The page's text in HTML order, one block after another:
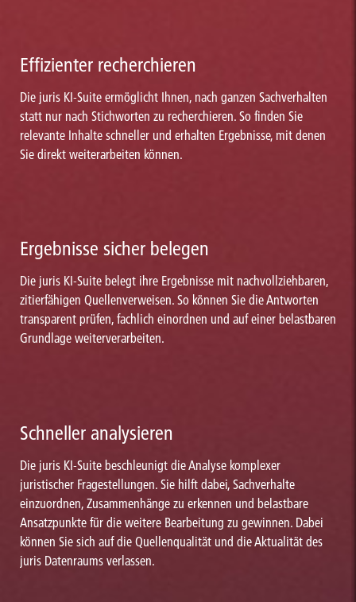
Effizienter recherchieren
Die juris KI-Suite ermöglicht Ihnen, nach ganzen Sachverhalten
statt nur nach Stichworten zu recherchieren. So finden Sie
relevante Inhalte schneller und erhalten Ergebnisse, mit denen
Sie direkt weiterarbeiten können.
Ergebnisse sicher belegen
Die juris KI-Suite belegt ihre Ergebnisse mit nachvollziehbaren,
zitierfähigen Quellenverweisen. So können Sie die Antworten
transparent prüfen, fachlich einordnen und auf einer belastbaren
Grundlage weiterverarbeiten.
Schneller analysieren
Die juris KI-Suite beschleunigt die Analyse komplexer
juristischer Fragestellungen. Sie hilft dabei, Sachverhalte
einzuordnen, Zusammenhänge zu erkennen und belastbare
Ansatzpunkte für die weitere Bearbeitung zu gewinnen. Dabei
können Sie sich auf die Quellenqualität und die Aktualität des
juris Datenraums verlassen.